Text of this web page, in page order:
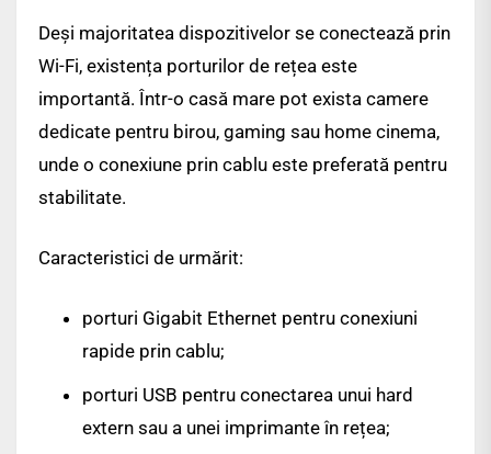
Deși majoritatea dispozitivelor se conectează prin
Wi-Fi, existența porturilor de rețea este
importantă. Într-o casă mare pot exista camere
dedicate pentru birou, gaming sau home cinema,
unde o conexiune prin cablu este preferată pentru
stabilitate.
Caracteristici de urmărit:
porturi Gigabit Ethernet pentru conexiuni
rapide prin cablu;
porturi USB pentru conectarea unui hard
extern sau a unei imprimante în rețea;